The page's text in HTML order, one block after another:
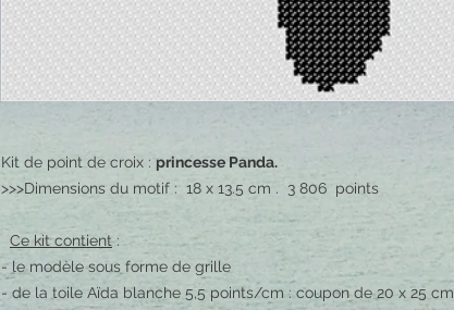
Kit de point de croix : princesse Panda.
>>>Dimensions du motif : 18 x 13.5 cm . 3 806 points
Ce kit contient:
- le modèle sous forme de grille
- de la toile Aïda blanche 5,5 points/cm : coupon de 20 x 25 cm